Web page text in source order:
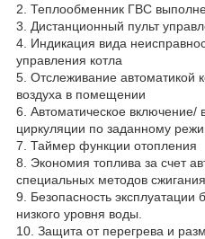
2. Теплообменник ГВС
3. Дистанционный пульт
4. Индикация вида
управления котла
5. Отслеживание автоматикой
воздуха в помещении
6. Автоматическое включение/
циркуляции по заданному
7. Таймер функции отопления
8. Экономия топлива за счет
специальных методов
9. Безопасность эксплуатации
низкого уровня воды.
10. Защита от перегрева и